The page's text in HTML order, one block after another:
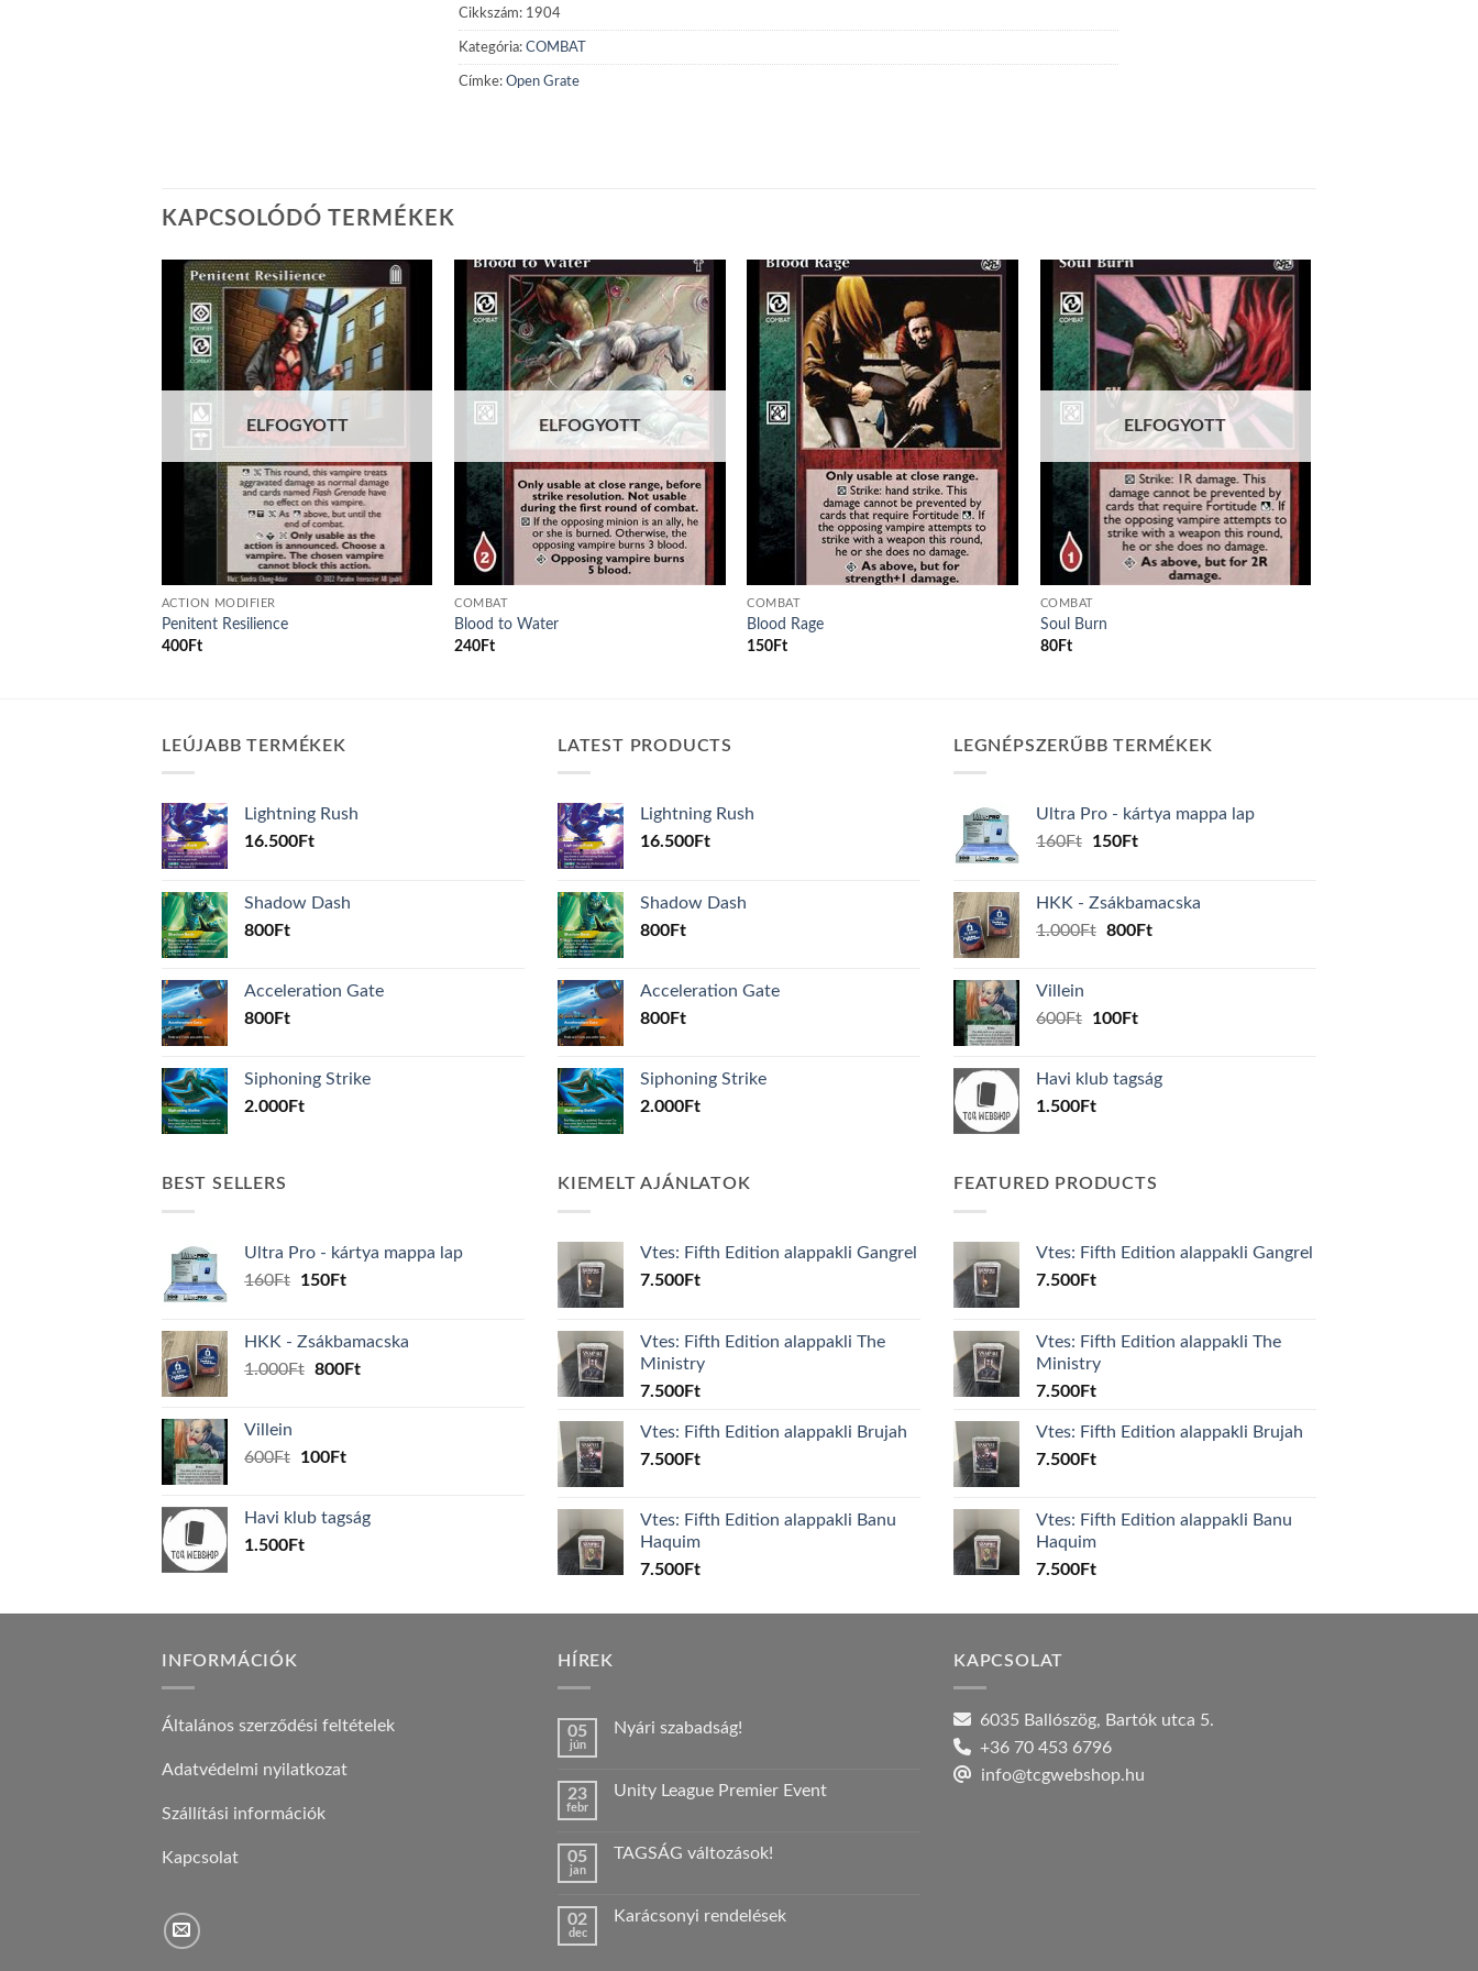
Cikkszám: 1904
Kategória: COMBAT
Címke: Open Grate
KAPCSOLÓDÓ TERMÉKEK
Add to
ELFOGYOTT
ACTION MODIFIER
Penitent Resilience
400Ft
Add to
wishlist
ELFOGYOTT
COMBAT
Blood to Water
240 Ft
wishlist
COMBAT
Blood Rage
150 Ft
Add to
wishlist
ELFOGYOTT
COMBAT
Soul Burn
80Ft
LEÚJABB TERMÉKEK
Lightning Rush
16.500Ft
Shadow Dash
800Ft
Acceleration Gate
800Ft
Siphoning Strike
2.000Ft
LATEST PRODUCTS
Lightning Rush
16.500Ft
Shadow Dash
800Ft
Acceleration Gate
800Ft
Siphoning Strike
2.000Ft
LEGNÉPSZERŰBB TERMÉKEK
Ultra Pro - kártya mappa lap
160Ft
Original
160Ft.
150FtCurrent
150Ft.
HKK - Zsákbamacska
1.000Ft Original
800FtCurrent
Villein
600Ft
Original
600Ft.
100FtCurrent
100Ft.
Havi klub tagság
1.500Ft
BEST SELLERS
Ultra Pro - kártya mappa lap
160Ft
Original
160Ft.
150FtCurrent
150Ft.
HKK - Zsákbamacska
1.000Ft Original
800FtCurrent
Villein
600Ft
Original
600Ft.
100FtCurrent
100Ft.
Havi klub tagság
1.500Ft
KIEMELT AJÁNLATOK
Vtes: Fifth Edition alappakli Gangrel
7.500Ft
Vtes: Fifth Edition alappakli The
Ministry
7.500Ft
Vtes: Fifth Edition alappakli Brujah
7.500Ft
Vtes: Fifth Edition alappakli Banu
Haquim
7.500Ft
FEATURED PRODUCTS
Vtes: Fifth Edition alappakli Gangrel
7.500Ft
Vtes: Fifth Edition alappakli The
Ministry
7.500Ft
Vtes: Fifth Edition alappakli Brujah
7.500Ft
Vtes: Fifth Edition alappakli Banu
Haquim
7.500Ft
INFORMÁCIÓK
Általános szerződési feltételek
Adatvédelmi nyilatkozat
Szállítási információk
Kapcsolat
HÍREK
05
jún
Nyári szabadság!
Nyári
23
febr
Unity League Premier Event
Unity
bejegyzéshez
05
jan
TAGSÁG változások!
TAGSÁG
02
dec
Karácsonyi rendelések
KAPCSOLAT
6035 Ballószög, Bartók utca 5.
+36 70 453 6796
info@tcgwebshop.hu